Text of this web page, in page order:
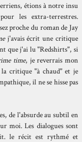
étions à notre insu
les extra-terrestres.
proche du roman de Jay
j'avais écrit une critique
que j'ai lu "Redshirts", si
time, je reverrais mon
la critique "à chaud" et je
il ne se hisse pas
de l'absurde au subtil en
moi. Les dialogues sont
le récit est rythmé et